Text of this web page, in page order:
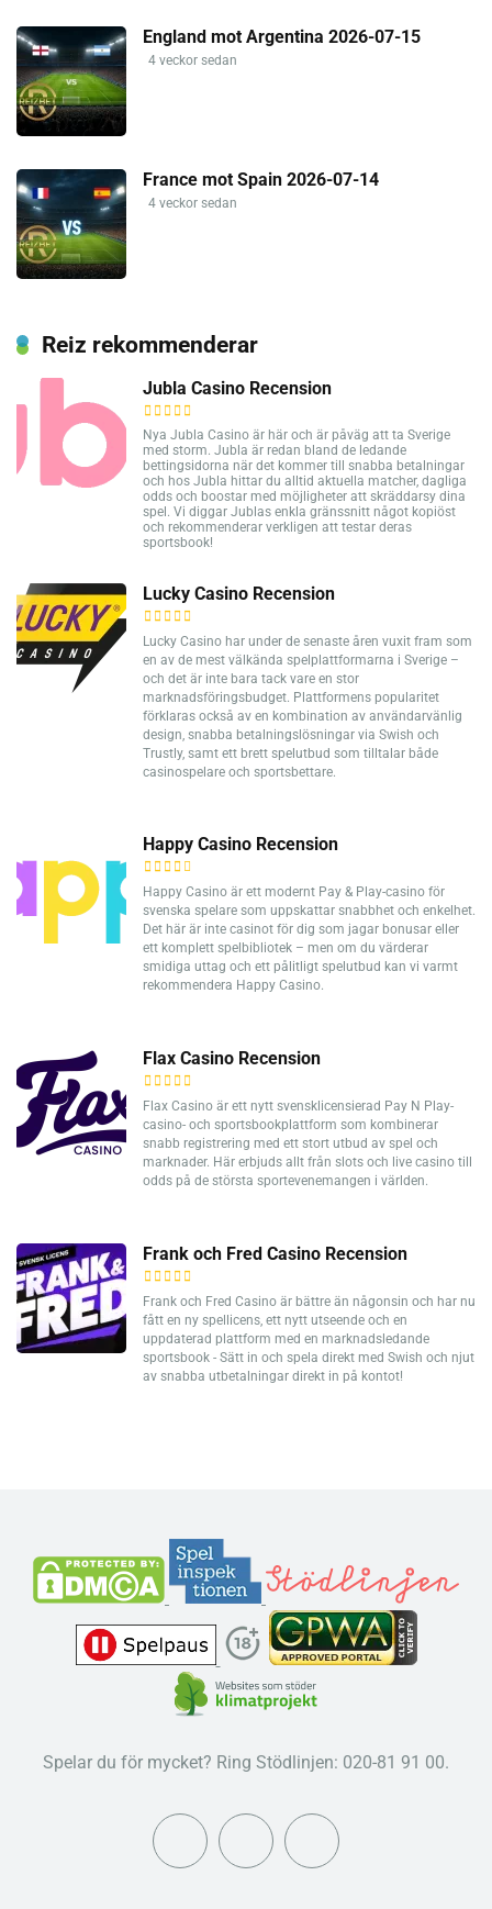
England mot Argentina 2026-07-15
4 veckor sedan
France mot Spain 2026-07-14
4 veckor sedan
Reiz rekommenderar
Jubla Casino Recension
Nya Jubla Casino är här och är påväg att ta Sverige
med storm. Jubla är redan bland de ledande
bettingsidorna när det kommer till snabba betalningar
och hos Jubla hittar du alltid aktuella matcher, dagliga
odds och boostar med möjligheter att skräddarsy dina
spel. Vi diggar Jublas enkla gränssnitt något kopiöst
och rekommenderar verkligen att testar deras
sportsbook!
Lucky Casino Recension
Lucky Casino har under de senaste åren vuxit fram som
en av de mest välkända spelplattformarna i Sverige –
och det är inte bara tack vare en stor
marknadsföringsbudget. Plattformens popularitet
förklaras också av en kombination av användarvänlig
design, snabba betalningslösningar via Swish och
Trustly, samt ett brett spelutbud som tilltalar både
casinospelare och sportsbettare.
Happy Casino Recension
Happy Casino är ett modernt Pay & Play-casino för
svenska spelare som uppskattar snabbhet och enkelhet.
Det här är inte casinot för dig som jagar bonusar eller
ett komplett spelbibliotek – men om du värderar
smidiga uttag och ett pålitligt spelutbud kan vi varmt
rekommendera Happy Casino.
Flax Casino Recension
Flax Casino är ett nytt svensklicensierad Pay N Play-
casino- och sportsbookplattform som kombinerar
snabb registrering med ett stort utbud av spel och
marknader. Här erbjuds allt från slots och live casino till
odds på de största sportevenemangen i världen.
Frank och Fred Casino Recension
Frank och Fred Casino är bättre än någonsin och har nu
fått en ny spellicens, ett nytt utseende och en
uppdaterad plattform med en marknadsledande
sportsbook - Sätt in och spela direkt med Swish och njut
av snabba utbetalningar direkt in på kontot!
Spelar du för mycket? Ring Stödlinjen: 020-81 91 00.